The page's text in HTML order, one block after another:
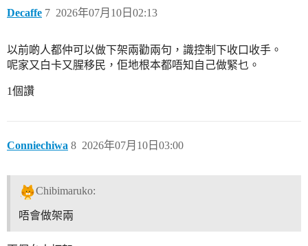
Decaffe 2026年07月10日02:13
7
以前啲人都仲可以做下架兩勸兩句，識控制下收口收手。
呢家又白卡又腥移民，佢地根本都唔知自己做緊乜。
1個讚
Conniechiwa 2026年07月10日03:00
8
Chibimaruko:
唔會做架兩